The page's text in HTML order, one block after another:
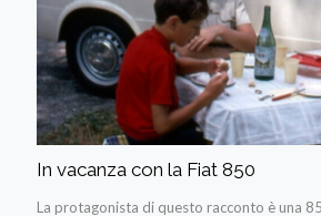
In vacanza con la Fiat 850
La protagonista di questo racconto è una